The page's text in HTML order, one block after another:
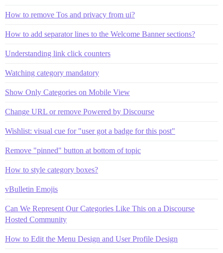
How to remove Tos and privacy from ui?
How to add separator lines to the Welcome Banner sections?
Understanding link click counters
Watching category mandatory
Show Only Categories on Mobile View
Change URL or remove Powered by Discourse
Wishlist: visual cue for "user got a badge for this post"
Remove "pinned" button at bottom of topic
How to style category boxes?
vBulletin Emojis
Can We Represent Our Categories Like This on a Discourse
Hosted Community
How to Edit the Menu Design and User Profile Design